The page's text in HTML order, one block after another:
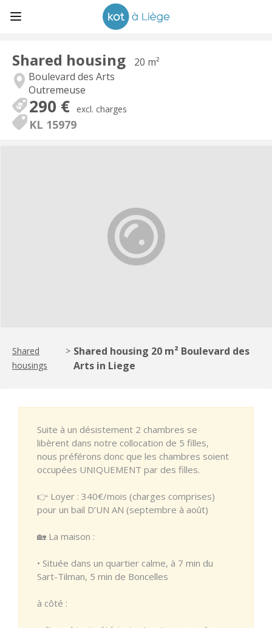
Shared housing
20 m²
Boulevard des Arts
Outremeuse
290 € excl. charges
KL 15979
Shared
housings
> Shared housing 20 m² Boulevard des
Arts in Liege
Suite à un désistement 2 chambres se
libèrent dans notre collocation de 5 filles,
nous préférons donc que les chambres soient
occupées UNIQUEMENT par des filles.
👉 Loyer : 340€/mois (charges comprises)
pour un bail D’UN AN (septembre à août)
🏡 La maison :
• Située dans un quartier calme, à 7 min du
Sart-Tilman, 5 min de Boncelles
à côté :